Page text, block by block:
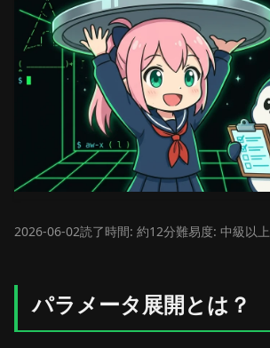
2026-06-02読了時間: 約12分難易度: 中級以上
パラメータ展開とは？